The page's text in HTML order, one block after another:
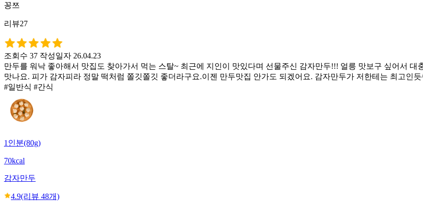
꽁쯔
리뷰27
조회수 37 작성일자 26.04.23
만두를 워낙 좋아해서 맛집도 찾아가서 먹는 스탈~ 최근에 지인이 맛있다며 선물주신 감자만두!!! 얼릉 맛보구 싶어서
맛나요. 피가 감자피라 정말 떡처럼 쫄깃쫄깃 좋더라구요.이젠 만두맛집 안가도 되겠어요. 감자만두가 저한테는 최고인
#일반식 #간식
1인분(80g)
70kcal
감자만두
4.9(리뷰 48개)